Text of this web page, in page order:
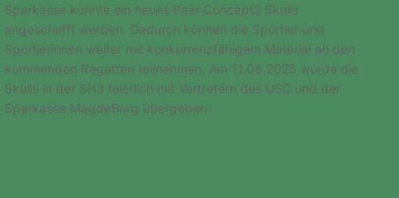
Sparkasse konnte ein neues Paar Concept2 Skulls
angeschafft werden. Dadurch können die Sportler und
Sportlerinnen weiter mit konkurrenzfähigem Material an den
kommenden Regatten teilnehmen. Am 11.06.2025 wurde die
Skulls in der SH3 feierlich mit Vertretern des USC und der
Sparkasse MagdeBurg übergeben